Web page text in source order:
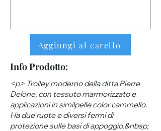
Aggiungi al carello
Info Prodotto:
<p> Trolley moderno della ditta Pierre
Delone, con tessuto marmorizzato e
applicazioni in similpelle color cammello.
Ha due ruote e diversi fermi di
protezione sulle basi di appoggio.&nbsp;